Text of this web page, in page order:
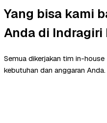
Yang bisa kami
Anda di Indragiri
Semua dikerjakan tim in-
kebutuhan dan anggaran Anda.